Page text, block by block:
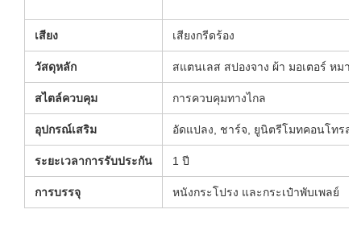
เสียง เสียงกรีดร้อง
วัสดุหลัก สแตนเลส สปองจาง ผ้า มอเตอร์ หมา
สไตล์ควบคุม การควบคุมทางไกล
อุปกรณ์เสริม อัดแปลง, ชาร์จ, ยูนิตรีโมทคอนโทรล
ระยะเวลาการรับประกัน 1 ปี
การบรรจุ หนังกระโปรง และกระเป๋าพับเพลย์